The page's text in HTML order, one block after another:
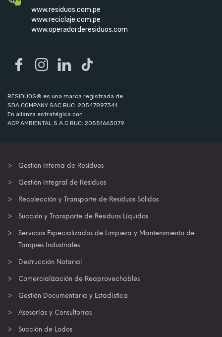
www.residuos.com.pe
www.reciclaje.com.pe
www.operadorderesiduos.com
RESIDUOS® es una marca registrada de
SDA COMPANY SAC RUC: 20547897341
En alianza estratégica con
ACP AMBIENTAL S.A.C RUC: 20551663079
Gestion Interna de Residuos
Gestión Integral de Residuos
Recolección y Transporte de Residuos Sólidos
Succión y Transporte de Residuos Líquidos
Servicios Especializados de Limpieza y Mantenimiento de
Tanques Industriales
Destrucción Notarial
Comercialización de Reaprovechables
Gestión Documentaria y Estadística
Asesorías y Consultorías
Succión de Lodos